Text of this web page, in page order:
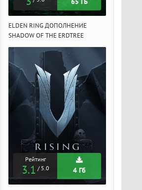
65 ГБ
ELDEN RING ДОПОЛНЕНИЕ
SHADOW OF THE ERDTREE
Рейтинг
3.1 / 5.0 4 Гб